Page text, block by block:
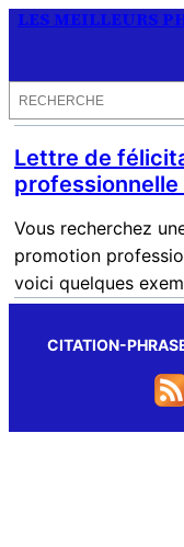
LES MEILLEURS
Lettre de
professionnelle
Vous recherchez
promotion
voici quelques
CITATION-